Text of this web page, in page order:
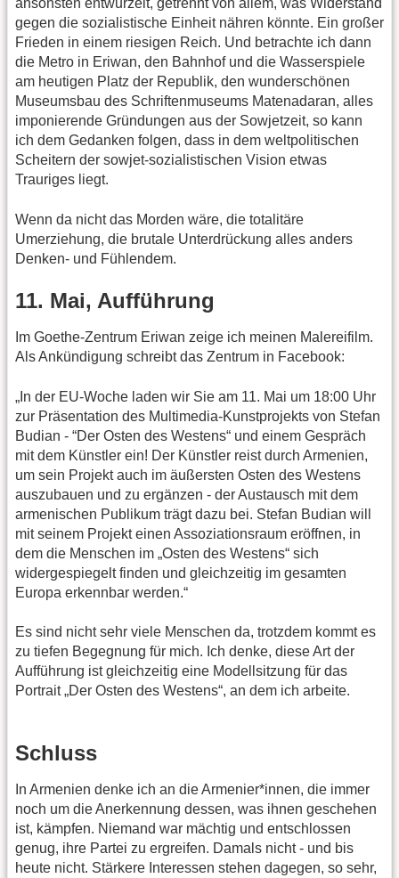
ansonsten entwurzelt, getrennt von allem, was Widerstand
gegen die sozialistische Einheit nähren könnte. Ein großer
Frieden in einem riesigen Reich. Und betrachte ich dann
die Metro in Eriwan, den Bahnhof und die Wasserspiele
am heutigen Platz der Republik, den wunderschönen
Museumsbau des Schriftenmuseums Matenadaran, alles
imponierende Gründungen aus der Sowjetzeit, so kann
ich dem Gedanken folgen, dass in dem weltpolitischen
Scheitern der sowjet-sozialistischen Vision etwas
Trauriges liegt.
Wenn da nicht das Morden wäre, die totalitäre
Umerziehung, die brutale Unterdrückung alles anders
Denken- und Fühlendem.
11. Mai, Aufführung
Im Goethe-Zentrum Eriwan zeige ich meinen Malereifilm.
Als Ankündigung schreibt das Zentrum in Facebook:
„In der EU-Woche laden wir Sie am 11. Mai um 18:00 Uhr
zur Präsentation des Multimedia-Kunstprojekts von Stefan
Budian - “Der Osten des Westens“ und einem Gespräch
mit dem Künstler ein! Der Künstler reist durch Armenien,
um sein Projekt auch im äußersten Osten des Westens
auszubauen und zu ergänzen - der Austausch mit dem
armenischen Publikum trägt dazu bei. Stefan Budian will
mit seinem Projekt einen Assoziationsraum eröffnen, in
dem die Menschen im „Osten des Westens“ sich
widergespiegelt finden und gleichzeitig im gesamten
Europa erkennbar werden.“
Es sind nicht sehr viele Menschen da, trotzdem kommt es
zu tiefen Begegnung für mich. Ich denke, diese Art der
Aufführung ist gleichzeitig eine Modellsitzung für das
Portrait „Der Osten des Westens“, an dem ich arbeite.
Schluss
In Armenien denke ich an die Armenier*innen, die immer
noch um die Anerkennung dessen, was ihnen geschehen
ist, kämpfen. Niemand war mächtig und entschlossen
genug, ihre Partei zu ergreifen. Damals nicht - und bis
heute nicht. Stärkere Interessen stehen dagegen, so sehr,